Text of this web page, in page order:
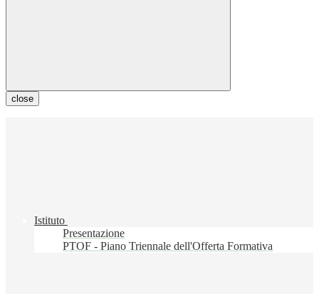
close
Istituto
Presentazione
PTOF - Piano Triennale dell'Offerta Formativa